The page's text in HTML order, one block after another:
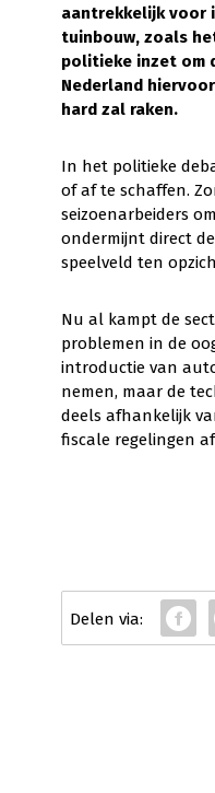
aantrekkelijk voor
tuinbouw, zoals
politieke inzet om
Nederland
hard zal raken.
In het politieke
of af te schaffen.
seizoenarbeiders
ondermijnt direct
speelveld ten
Nu al kampt de
problemen in de
introductie van
nemen, maar de
deels afhankelijk
fiscale regelingen